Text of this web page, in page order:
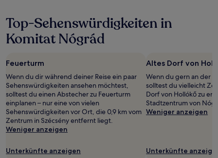
Top-Sehenswürdigkeiten in
Komitat Nógrád
Feuerturm
Wenn du dir während deiner Reise ein paar
Sehenswürdigkeiten ansehen möchtest,
solltest du einen Abstecher zu Feuerturm
einplanen – nur eine von vielen
Sehenswürdigkeiten vor Ort, die 0,9 km vom
Zentrum in Szécsény entfernt liegt.
Weniger anzeigen
Unterkünfte anzeigen
Altes Dorf von
Wenn du gern an der
solltest du vielleicht
Dorf von Hollókő zu
Stadtzentrum von
Weniger anzeigen
Unterkünfte